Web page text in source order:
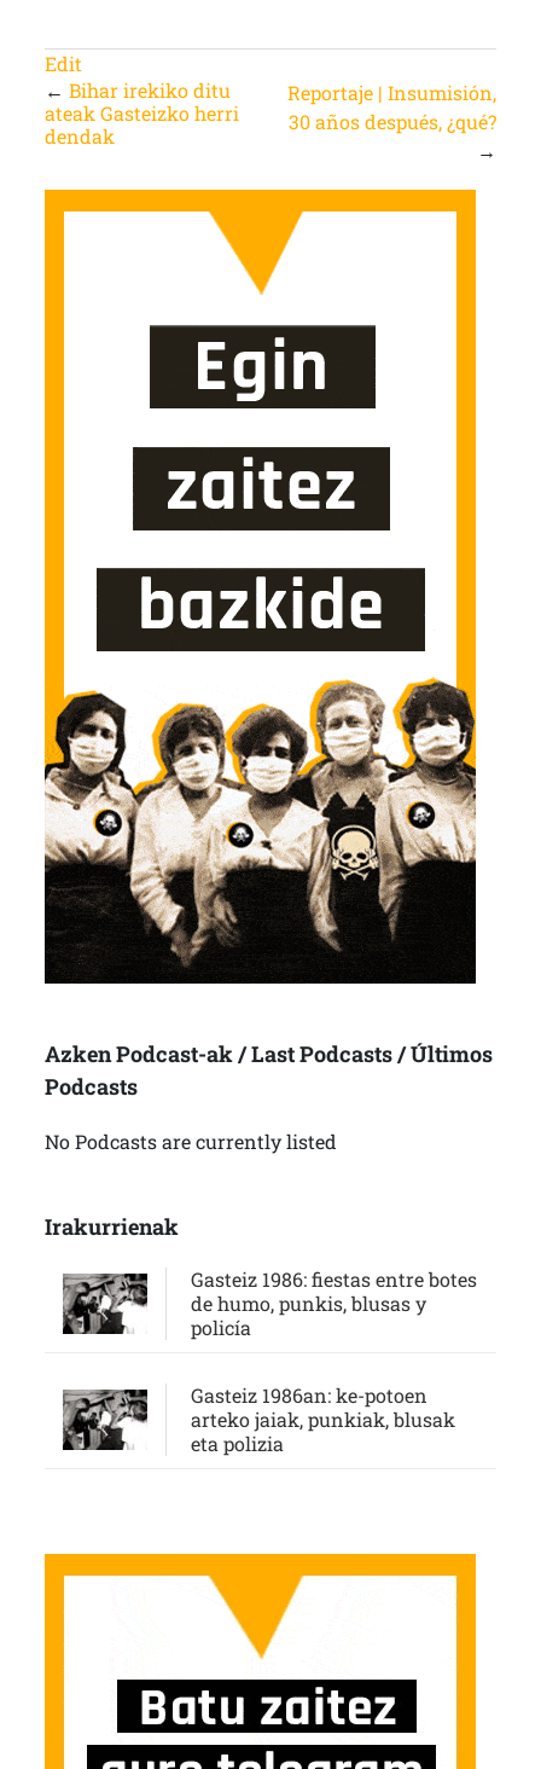
Edit
← Bihar irekiko ditu
ateak Gasteizko herri
dendak
Reportaje | Insumisión,
30 años después, ¿qué?
→
Azken Podcast-ak / Last Podcasts / Últimos
Podcasts
No Podcasts are currently listed
Irakurrienak
Gasteiz 1986: fiestas entre botes
de humo, punkis, blusas y
policía
Gasteiz 1986an: ke-potoen
arteko jaiak, punkiak, blusak
eta polizia